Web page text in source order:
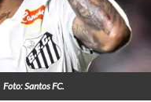
Foto: Santos FC.